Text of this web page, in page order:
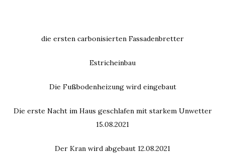
die ersten carbonisierten Fassadenbretter
Estricheinbau
Die Fußbodenheizung wird eingebaut
Die erste Nacht im Haus geschlafen mit starkem Unwetter
15.08.2021
Der Kran wird abgebaut 12.08.2021